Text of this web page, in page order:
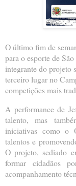
O último fim de
para o esporte de
integrante do projeto
terceiro lugar no
competições mais
A performance de
talento, mas
iniciativas como o
talentos e
O projeto, sediado
formar cidadãos
acompanhamento